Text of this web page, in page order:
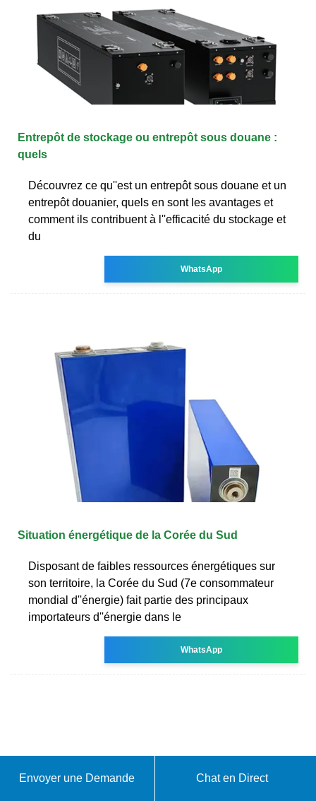
Entrepôt de stockage ou entrepôt sous douane :
quels
Découvrez ce qu''est un entrepôt sous douane et un
entrepôt douanier, quels en sont les avantages et
comment ils contribuent à l''efficacité du stockage et
du
WhatsApp
Situation énergétique de la Corée du Sud
Disposant de faibles ressources énergétiques sur
son territoire, la Corée du Sud (7e consommateur
mondial d''énergie) fait partie des principaux
importateurs d''énergie dans le
WhatsApp
Envoyer une Demande Chat en Direct